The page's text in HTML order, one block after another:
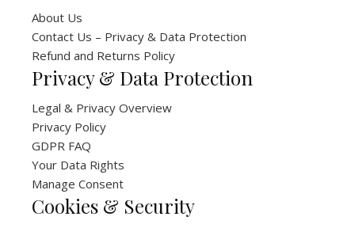
About Us
Contact Us – Privacy & Data Protection
Refund and Returns Policy
Privacy & Data Protection
Legal & Privacy Overview
Privacy Policy
GDPR FAQ
Your Data Rights
Manage Consent
Cookies & Security